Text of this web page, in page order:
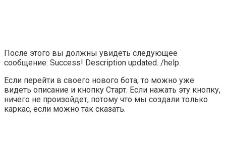
После этого вы должны увидеть следующее
сообщение: Success! Description updated. /help.
Если перейти в своего нового бота, то можно уже
видеть описание и кнопку Старт. Если нажать эту кнопку,
ничего не произойдет, потому что мы создали только
каркас, если можно так сказать.